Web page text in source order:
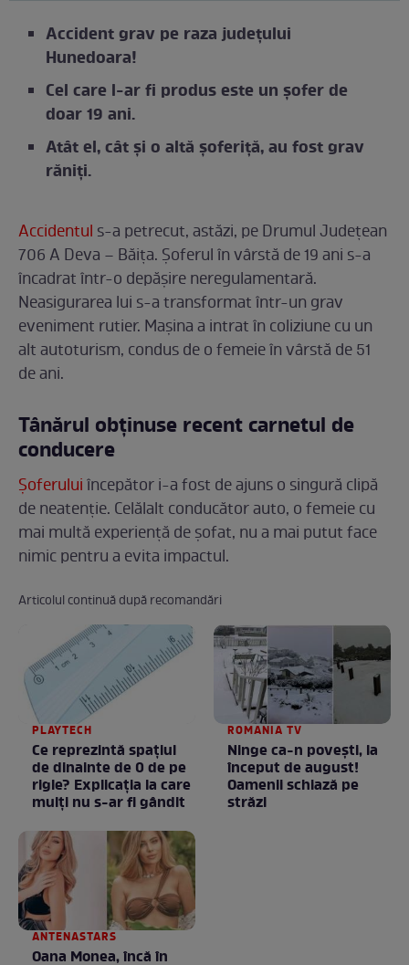
Accident grav pe raza județului
Hunedoara!
Cel care l-ar fi produs este un șofer de
doar 19 ani.
Atât el, cât și o altă șoferiță, au fost grav
răniți.
Accidentul s-a petrecut, astăzi, pe Drumul Judeţean
706 A Deva – Băiţa. Șoferul în vârstă de 19 ani s-a
încadrat într-o depășire neregulamentară.
Neasigurarea lui s-a transformat într-un grav
eveniment rutier. Mașina a intrat în coliziune cu un
alt autoturism, condus de o femeie în vârstă de 51
de ani.
Tânărul obținuse recent carnetul de
conducere
Șoferuluiîncepător i-a fost de ajuns o singură clipă
de neatenție. Celălalt conducător auto, o femeie cu
mai multă experiență de șofat, nu a mai putut face
nimic pentru a evita impactul.
Articolul continuă după recomandări
PLAYTECH
Ce reprezintă spaţiul
de dinainte de 0 de pe
rigle? Explicaţia la care
mulţi nu s-ar fi gândit
ROMANIA TV
Ninge ca-n povești, la
început de august!
Oamenii schiază pe
străzi
ANTENASTARS
Oana Monea, încă în